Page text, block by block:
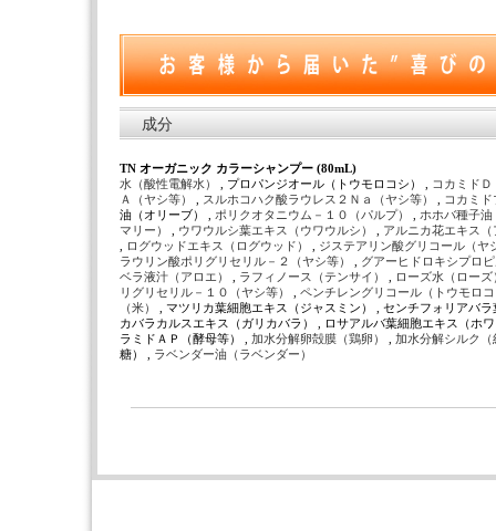
成分
TN オーガニック カラーシャンプー (80mL)
水（酸性電解水）
, プロパンジオール（トウモロコシ） ,
コカミド
Ａ（ヤシ等）
スルホコハク酸ラウレス２Ｎａ（ヤシ等）
コカミ
油（オリーブ） ,
ポリクオタニウム－１０（パルプ）
ホホバ種子
マリー）
ウワウルシ葉エキス（ウワウルシ）
アルニカ花エキス
ログウッドエキス（ログウッド）
ジステアリン酸グリコール（ヤ
ラウリン酸ポリグリセリル－２（ヤシ等）
グアーヒドロキシプロ
ベラ液汁（アロエ）
ラフィノース（テンサイ）
ローズ水（ロー
リグリセリル－１０（ヤシ等）
ペンチレングリコール（トウモロ
（米）
, マツリカ葉細胞エキス（ジャスミン） , センチフォリアバ
カバラカルスエキス（ガリカバラ） , ロサアルバ葉細胞エキス（ホ
ラミドＡＰ（酵母等） , 加水分解卵殻膜（鶏卵）
加水分解シルク
糖） ,
ラベンダー油（ラベンダー）